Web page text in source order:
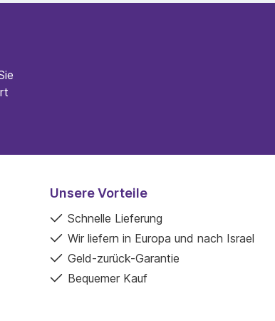
Unsere Vorteile
Schnelle Lieferung
Wir liefern in Europa und nach Israel
Geld-zurück-Garantie
Bequemer Kauf